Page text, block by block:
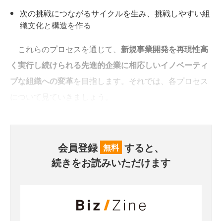
次の挑戦につながるサイクルを生み、挑戦しやすい組
織文化と構造を作る
これらのプロセスを通じて、 新規事業開発を再現性高
く実行し続けられる先進的企業に相応しいイノベーティ
ブな組織への変革を目指します。それでは、各プロセス
会員登録 無料 すると、
続きをお読みいただけます